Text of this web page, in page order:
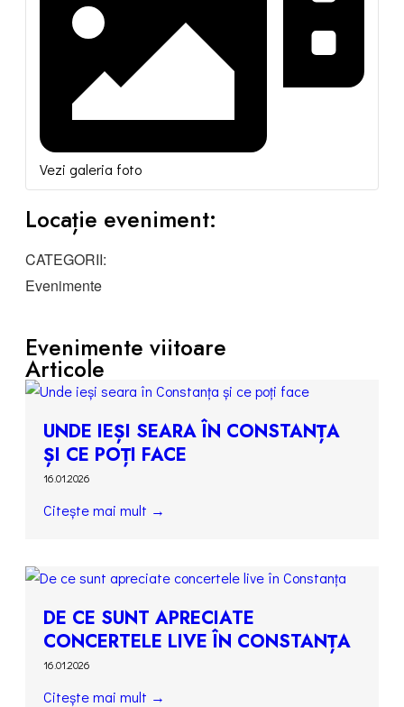
Vezi galeria foto
Locație eveniment:
CATEGORII:
Evenimente
Evenimente viitoare
Articole
UNDE IEȘI SEARA ÎN CONSTANȚA
ȘI CE POȚI FACE
16.01.2026
Citește mai mult →
DE CE SUNT APRECIATE
CONCERTELE LIVE ÎN CONSTANȚA
16.01.2026
Citește mai mult →